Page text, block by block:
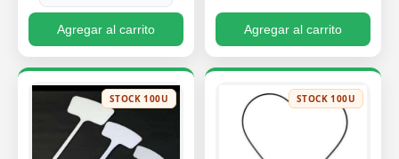
Agregar al carrito Agregar al carrito
STOCK 100U STOCK 100U